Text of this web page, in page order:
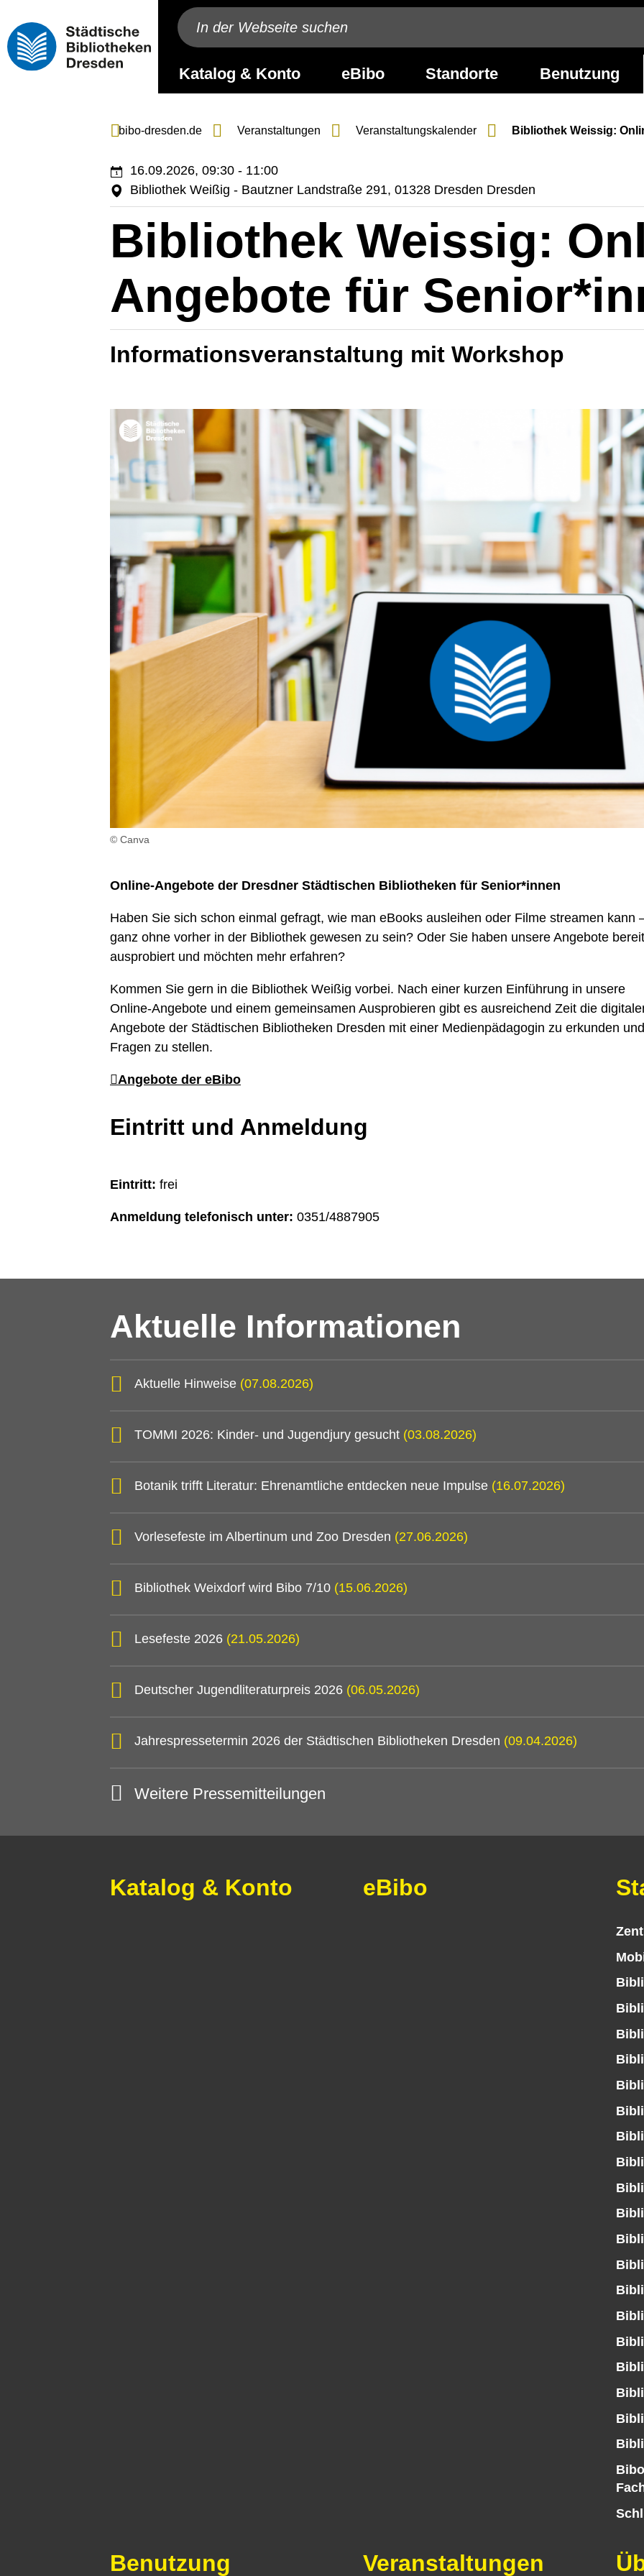
Katalog & Konto eBibo Standorte Benutzung
bibo-dresden.de Veranstaltungen Veranstaltungs­kalender Bibliothek Weissig:
16.09.2026, 09:30 - 11:00
Bibliothek Weißig - Bautzner Landstraße 291, 01328 Dresden Dresden
Bibliothek Weissig:
Angebote für
Informationsveranstaltung mit Workshop
© Canva
Online-Angebote der Dresdner Städtischen Bibliotheken für Senior*innen
Haben Sie sich schon einmal gefragt, wie man eBooks ausleihen oder Filme streamen kann
ganz ohne vorher in der Bibliothek gewesen zu sein? Oder Sie haben unsere Angebote
ausprobiert und möchten mehr erfahren?
Kommen Sie gern in die Bibliothek Weißig vorbei. Nach einer kurzen Einführung in unsere
Online-Angebote und einem gemeinsamen Ausprobieren gibt es ausreichend Zeit die
Angebote der Städtischen Bibliotheken Dresden mit einer Medienpädagogin zu erkunden und
Fragen zu stellen.
Angebote der eBibo
Eintritt und Anmeldung
Eintritt: frei
Anmeldung telefonisch unter: 0351/4887905
Aktuelle Informationen
Aktuelle Hinweise (07.08.2026)
TOMMI 2026: Kinder- und Jugendjury gesucht (03.08.2026)
Botanik trifft Literatur: Ehrenamtliche entdecken neue Impulse (16.07.2026)
Vorlesefeste im Albertinum und Zoo Dresden (27.06.2026)
Bibliothek Weixdorf wird Bibo 7/10 (15.06.2026)
Lesefeste 2026 (21.05.2026)
Deutscher Jugendliteraturpreis 2026 (06.05.2026)
Jahrespressetermin 2026 der Städtischen Bibliotheken Dresden (09.04.2026)
Weitere Pressemitteilungen
Katalog & Konto eBibo
Benutzung Veranstaltungen